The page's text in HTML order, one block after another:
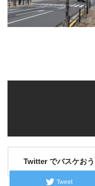
Twitter でバスケお
Tweet